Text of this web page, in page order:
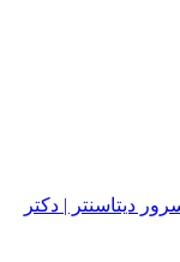
دیتاسنتر | دکتر